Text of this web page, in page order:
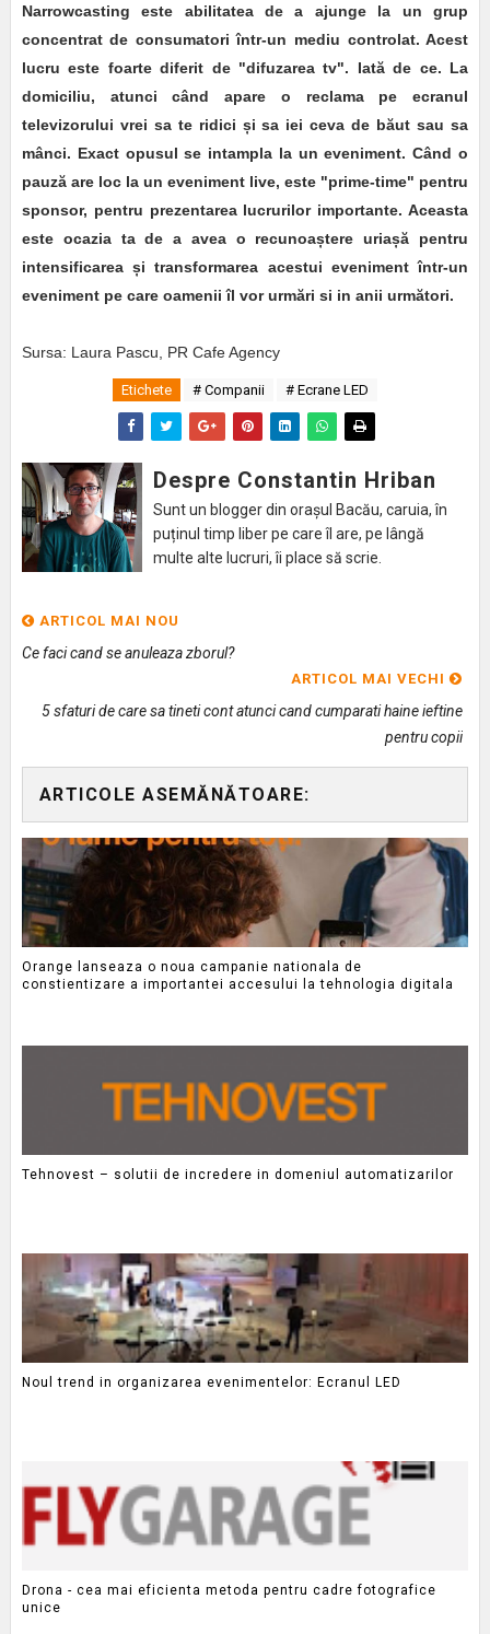
Narrowcasting este abilitatea de a ajunge la un grup
concentrat de consumatori într-un mediu controlat. Acest
lucru este foarte diferit de "difuzarea tv". Iată de ce. La
domiciliu, atunci când apare o reclama pe ecranul
televizorului vrei sa te ridici și sa iei ceva de băut sau sa
mânci. Exact opusul se intampla la un eveniment. Când o
pauză are loc la un eveniment live, este "prime-time" pentru
sponsor, pentru prezentarea lucrurilor importante. Aceasta
este ocazia ta de a avea o recunoaștere uriașă pentru
intensificarea și transformarea acestui eveniment într-un
eveniment pe care oamenii îl vor urmări si in anii următori.
Sursa: Laura Pascu, PR Cafe Agency
Etichete # Companii # Ecrane LED
Despre Constantin Hriban
Sunt un blogger din orașul Bacău, caruia, în
puținul timp liber pe care îl are, pe lângă
multe alte lucruri, îi place să scrie.
ARTICOL MAI NOU
Ce faci cand se anuleaza zborul?
ARTICOL MAI VECHI
5 sfaturi de care sa tineti cont atunci cand cumparati haine ieftine
pentru copii
ARTICOLE ASEMĂNĂTOARE:
Orange lanseaza o noua campanie nationala de
constientizare a importantei accesului la tehnologia digitala
Tehnovest – solutii de incredere in domeniul automatizarilor
Noul trend in organizarea evenimentelor: Ecranul LED
Drona - cea mai eficienta metoda pentru cadre fotografice
unice